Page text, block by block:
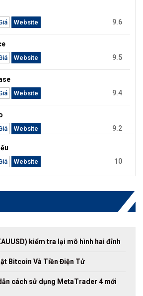
Website 9.6
Website 9.5
Website 9.4
Website 9.2
Website 10
kiểm tra lại mô hình hai đỉnh
Bitcoin Và Tiền Điện Tử
cách sử dụng MetaTrader 4 mới